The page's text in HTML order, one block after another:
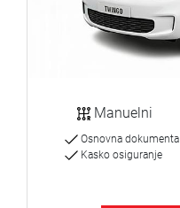
Manuelni
Osnovna dokumenta
Kasko osiguranje